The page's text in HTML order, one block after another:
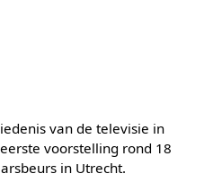
van de televisie in
voorstelling rond 18
in Utrecht.